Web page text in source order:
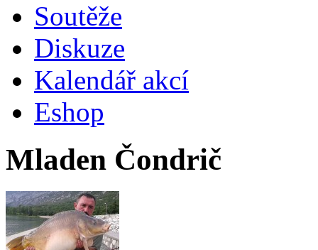
Soutěže
Diskuze
Kalendář akcí
Eshop
Mladen Čondrič